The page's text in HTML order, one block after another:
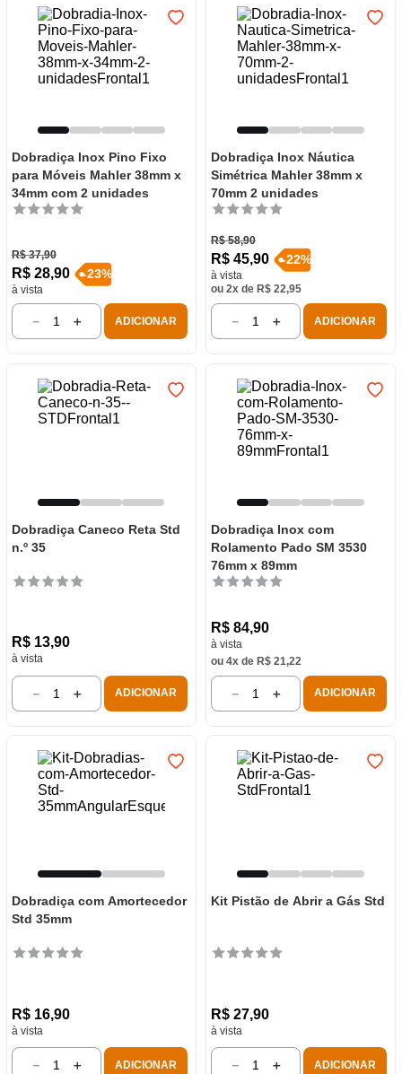
Dobradiça Inox Pino Fixo
para Móveis Mahler 38mm x
34mm com 2 unidades
R$ 37,90
R$ 28,90
à vista
-23%
＋
－ ADICIONAR
Dobradiça Inox Náutica
Simétrica Mahler 38mm x
70mm 2 unidades
R$ 58,90
R$ 45,90
à vista
-22%
ou 2x de R$ 22,95
＋
－ ADICIONAR
Dobradiça Caneco Reta Std
n.º 35
R$ 13,90
à vista
＋
－ ADICIONAR
Dobradiça Inox com
Rolamento Pado SM 3530
76mm x 89mm
R$ 84,90
à vista
ou 4x de R$ 21,22
＋
－ ADICIONAR
Dobradiça com Amortecedor
Std 35mm
R$ 16,90
à vista
＋
－ ADICIONAR
Kit Pistão de Abrir a Gás Std
R$ 27,90
à vista
＋
－ ADICIONAR